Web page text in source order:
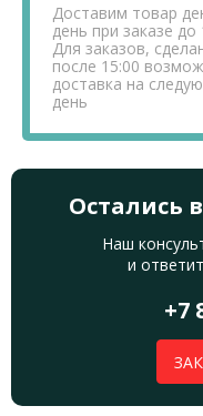
Доставим товар
день при заказе до
Для заказов,
после 15:00
доставка на
день
Остались
Наш
и
+7